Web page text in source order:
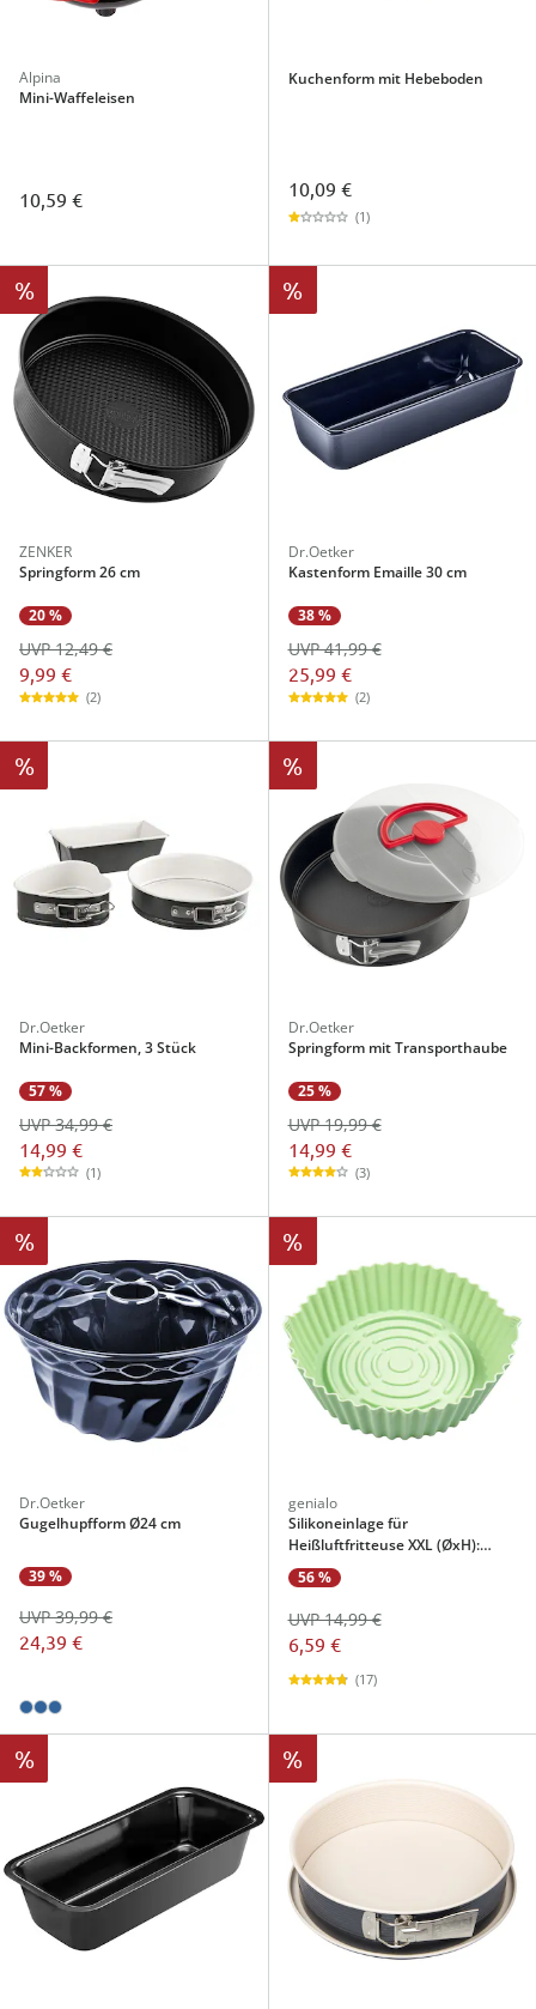
Alpina
Mini-Waffeleisen
10,59 €
Kuchenform mit Hebeboden
10,09 €
(1)
%
ZENKER
Springform 26 cm
20 %
9,99 €
UVP 12,49 €
(2)
%
Dr.Oetker
Kastenform Emaille 30 cm
38 %
25,99 €
UVP 41,99 €
(2)
%
Dr.Oetker
Mini-Backformen, 3 Stück
57 %
14,99 €
UVP 34,99 €
(1)
%
Dr.Oetker
Springform mit Transporthaube
25 %
14,99 €
UVP 19,99 €
(3)
%
Dr.Oetker
Gugelhupfform Ø24 cm
39 %
24,39 €
UVP 39,99 €
%
genialo
Silikoneinlage für
Heißluftfritteuse XXL (ØxH):
19x20 cm
56 %
6,59 €
UVP 14,99 €
(17)
% %